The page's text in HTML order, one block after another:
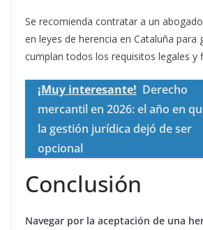
Se recomienda contratar a un
en leyes de herencia en Cataluña para
cumplan todos los requisitos legales y
¡Muy interesante! Derecho
mercantil en 2026: el año en
la gestión jurídica dejó de ser
opcional
Conclusión
Navegar por la aceptación de una